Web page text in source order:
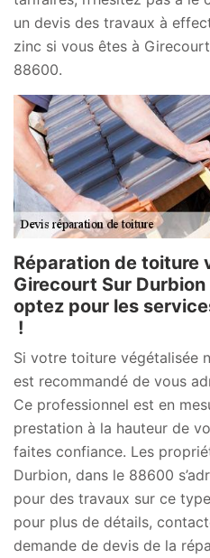
un devis des travaux à
zinc si vous êtes à
88600.
Réparation de toiture
Girecourt Sur
optez pour les
!
Si votre toiture végétalisée
est recommandé de vous
Ce professionnel est en
prestation à la hauteur de
faites confiance. Les
Durbion, dans le 88600
pour des travaux sur ce
pour plus de détails,
demande de devis de la